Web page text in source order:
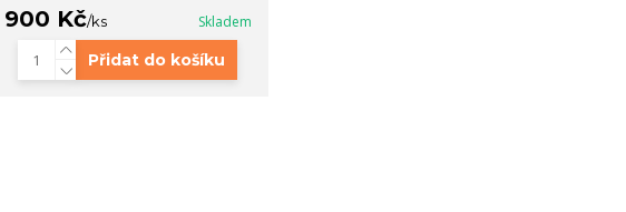
900 Kč/ks Skladem
Přidat do košíku